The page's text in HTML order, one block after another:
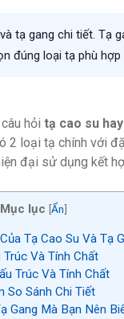
tạ gang chi tiết. Tạ
đúng loại tạ phù
hỏi tạ cao su
2 loại tạ chính với
đại sử dụng kết
Mục lục [Ẩn]
Tạ Cao Su Và Tạ
Trúc Và Tính Chất
Trúc Và Tính Chất
So Sánh Chi Tiết
Gang Mà Bạn Nên